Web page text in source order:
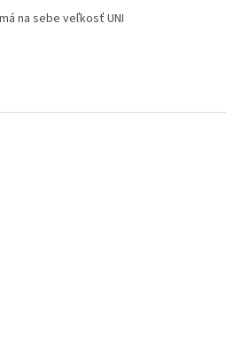
na sebe veľkosť UNI